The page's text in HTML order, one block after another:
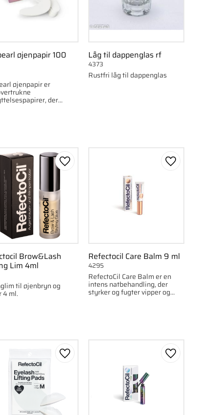
øjenpapir 100
øjenpapir er
der
forhindrer farve i at
Låg til dappenglas rf
Rustfri låg til dappenglas
4373
Brow&Lash
Lim 4ml
til øjenbryn og
4 ml.
Gem som favorit
Refectocil Care Balm 9 ml
RefectoCil Care Balm er en
intens natbehandling, der
styrker og fugter vipper og
øjenbryn.
4295
Gem
Gem som favorit Gem